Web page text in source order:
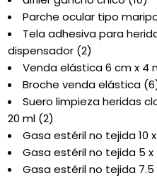
Parche ocular tipo
Tela adhesiva para
dispensador (2)
Venda elástica 6 cm x 4
Broche venda elástica
Suero limpieza heridas
20 ml (2)
Gasa estéril no tejida 10
Gasa estéril no tejida 5
Gasa estéril no tejida 7.5